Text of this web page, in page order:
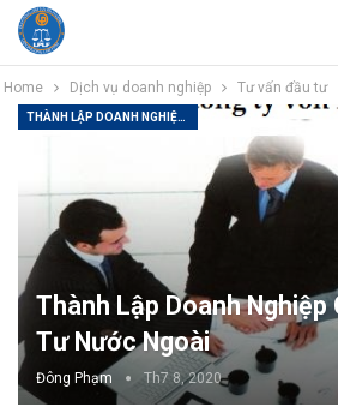
Home Dịch vụ doanh nghiệp Tư vấn đầu tư
THÀNH LẬP DOANH NGHIỆP CÓ VỐN ĐẦU TƯ NƯỚC NGOÀI
Thành Lập Doanh Nghiệp
Tư Nước Ngoài
Đông Phạm Th7 8, 2020